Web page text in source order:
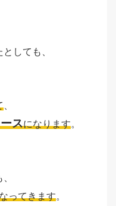
しても、
スになります。
ってきます。